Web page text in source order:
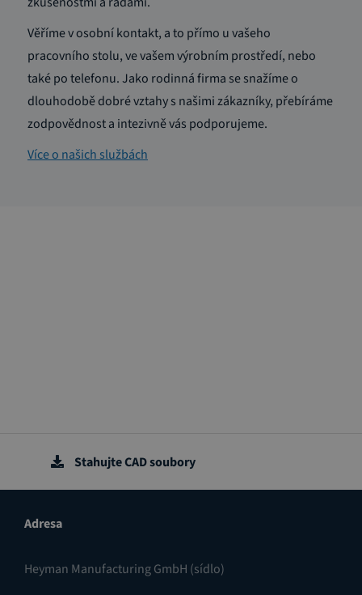
Věříme v osobní kontakt, a to přímo u vašeho
pracovního stolu, ve vašem výrobním prostředí, nebo
také po telefonu. Jako rodinná firma se snažíme o
dlouhodobě dobré vztahy s našimi zákazníky, přebíráme
zodpovědnost a intezivně vás podporujeme.
Více o našich službách
Stahujte CAD soubory
Adresa
Heyman Manufacturing GmbH (sídlo)